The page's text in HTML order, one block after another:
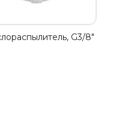
G3/8"